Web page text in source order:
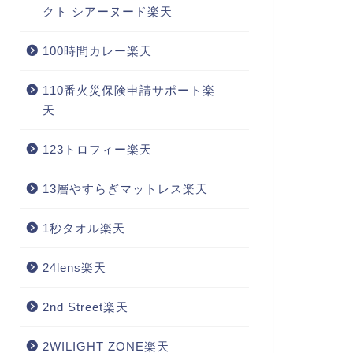
クト シアーヌード楽天
100時間カレー楽天
110番火災保険申請サポート楽
天
123トロフィー楽天
13層やすらぎマットレス楽天
1秒タオル楽天
24lens楽天
2nd Street楽天
2WILIGHT ZONE楽天